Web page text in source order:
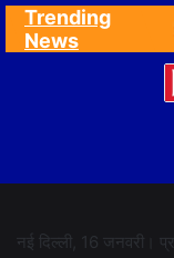
Trending
News
नई दिल्ली, 16 जनवरी।